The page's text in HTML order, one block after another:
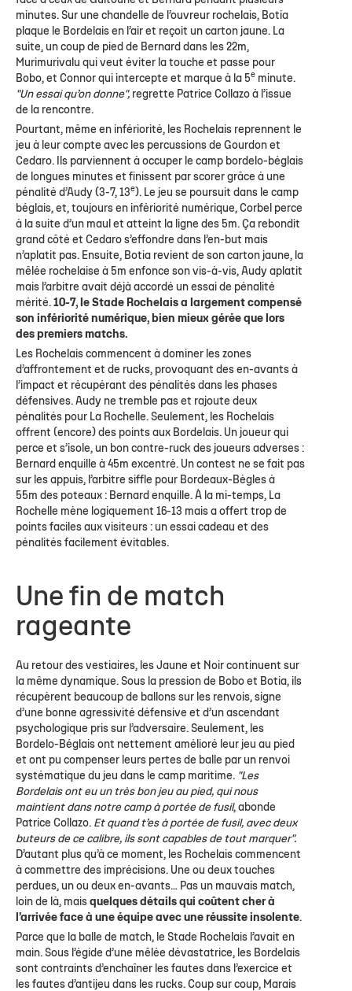
minutes. Sur une chandelle de l’ouvreur rochelais, Botia
plaque le Bordelais en l’air et reçoit un carton jaune. La
suite, un coup de pied de Bernard dans les 22m,
Murimurivalu qui veut éviter la touche et passe pour
Bobo, et Connor qui intercepte et marque à la 5e minute.
"Un essai qu’on donne", regrette Patrice Collazo à l’issue
de la rencontre.
Pourtant, même en infériorité, les Rochelais reprennent le
jeu à leur compte avec les percussions de Gourdon et
Cedaro. Ils parviennent à occuper le camp bordelo-béglais
de longues minutes et finissent par scorer grâce à une
pénalité d’Audy (3-7, 13e). Le jeu se poursuit dans le camp
béglais, et, toujours en infériorité numérique, Corbel perce
à la suite d’un maul et atteint la ligne des 5m. Ça rebondit
grand côté et Cedaro s’effondre dans l’en-but mais
n’aplatit pas. Ensuite, Botia revient de son carton jaune, la
mêlée rochelaise à 5m enfonce son vis-à-vis, Audy aplatit
mais l’arbitre avait déjà accordé un essai de pénalité
mérité. 10-7, le Stade Rochelais a largement compensé
son infériorité numérique, bien mieux gérée que lors
des premiers matchs.
Les Rochelais commencent à dominer les zones
d’affrontement et de rucks, provoquant des en-avants à
l’impact et récupérant des pénalités dans les phases
défensives. Audy ne tremble pas et rajoute deux
pénalités pour La Rochelle. Seulement, les Rochelais
offrent (encore) des points aux Bordelais. Un joueur qui
perce et s’isole, un bon contre-ruck des joueurs adverses :
Bernard enquille à 45m excentré. Un contest ne se fait pas
sur les appuis, l’arbitre siffle pour Bordeaux-Bègles à
55m des poteaux : Bernard enquille. À la mi-temps, La
Rochelle mène logiquement 16-13 mais a offert trop de
points faciles aux visiteurs : un essai cadeau et des
pénalités facilement évitables.
Une fin de match
rageante
Au retour des vestiaires, les Jaune et Noir continuent sur
la même dynamique. Sous la pression de Bobo et Botia, ils
récupèrent beaucoup de ballons sur les renvois, signe
d’une bonne agressivité défensive et d’un ascendant
psychologique pris sur l’adversaire. Seulement, les
Bordelo-Béglais ont nettement amélioré leur jeu au pied
et ont pu compenser leurs pertes de balle par un renvoi
systématique du jeu dans le camp maritime. "Les
Bordelais ont eu un très bon jeu au pied, qui nous
maintient dans notre camp à portée de fusil, abonde
Patrice Collazo. Et quand t’es à portée de fusil, avec deux
buteurs de ce calibre, ils sont capables de tout marquer".
D’autant plus qu’à ce moment, les Rochelais commencent
à commettre des imprécisions. Une ou deux touches
perdues, un ou deux en-avants… Pas un mauvais match,
loin de là, mais quelques détails qui coûtent cher à
l’arrivée face à une équipe avec une réussite insolente.
Parce que la balle de match, le Stade Rochelais l’avait en
main. Sous l’égide d’une mêlée dévastatrice, les Bordelais
sont contraints d’enchaîner les fautes dans l’exercice et
les fautes d’antijeu dans les rucks. Coup sur coup, Marais